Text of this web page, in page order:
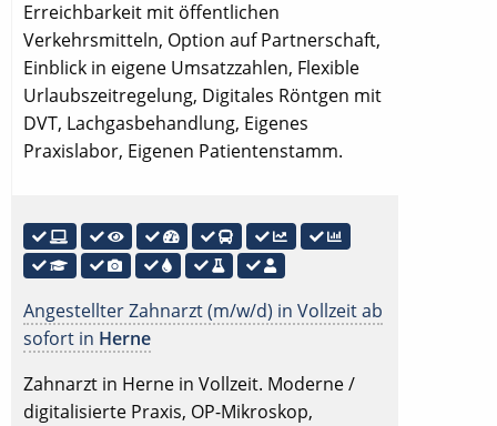
Erreichbarkeit mit öffentlichen
Verkehrsmitteln, Option auf Partnerschaft,
Einblick in eigene Umsatzzahlen, Flexible
Urlaubszeitregelung, Digitales Röntgen mit
DVT, Lachgasbehandlung, Eigenes
Praxislabor, Eigenen Patientenstamm.
Angestellter Zahnarzt (m/w/d) in Vollzeit ab
sofort in Herne
Zahnarzt in Herne in Vollzeit. Moderne /
digitalisierte Praxis, OP-Mikroskop,